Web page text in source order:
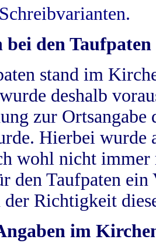
bei den Taufpaten
stand im
deshalb
zur
Hierbei wurde
wohl nicht
den Taufpaten
Richtigkeit
im